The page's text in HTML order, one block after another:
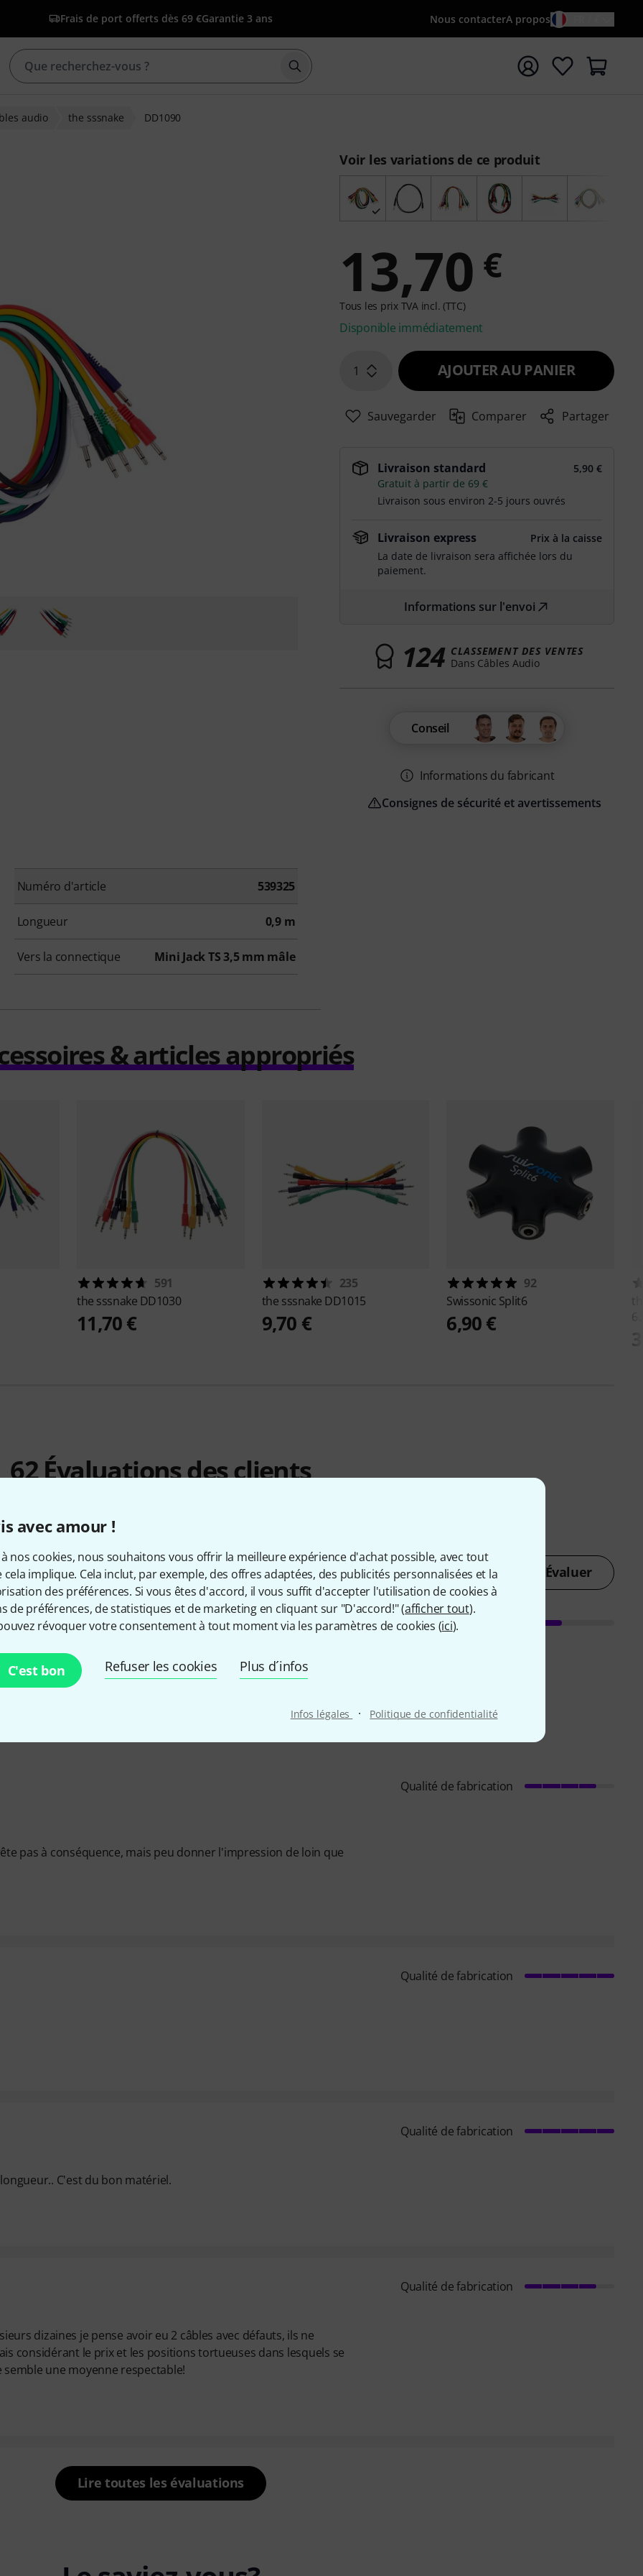
avec amour !
à nos cookies, nous souhaitons vous offrir la meilleure expérience d'achat possible, avec tout
cela implique. Cela inclut, par exemple, des offres adaptées, des publicités personnalisées et la
des préférences. Si vous êtes d'accord, il vous suffit d'accepter l'utilisation de cookies à
de préférences, de statistiques et de marketing en cliquant sur "D'accord!" (afficher tout).
révoquer votre consentement à tout moment via les paramètres de cookies (ici).
C'est bon Refuser les cookies Plus d´infos
Infos légales · Politique de confidentialité
Frais de port offerts dès 69 €Garantie 3 ans Nous contacterA propos
Démarrer la recherche avec le terme de recherche
audio the sssnake DD1090
clients
Numéro d'article 539325
Longueur 0,9 m
Vers la connectique Mini Jack TS 3,5 mm mâle
Voir les variations de ce produit
13,70 €
Tous les prix TVA incl. (TTC)
Disponible immédiatement
1 AJOUTER AU PANIER
Sauvegarder Comparer Partager
Livraison standard
5,90 €
Gratuit à partir de 69 €
Livraison sous environ 2-5 jours ouvrés
Livraison express
Prix à la caisse
La date de livraison sera affichée lors du
paiement.
Informations sur l'envoi
124 CLASSEMENT DES VENTES
Dans Câbles Audio
Conseil
Informations du fabricant
Consignes de sécurité et avertissements
& articles appropriés
591
the sssnake DD1030
11,70 €
235
the sssnake DD1015
9,70 €
92
Swissonic Split6
6,90 €
62Évaluations des clients
4.7/ 5 Évaluer
DE FABRICATION
pas à conséquence, mais peu donner l'impression de loin que
Qualité de fabrication
Qualité de fabrication
C'est du bon matériel.
Qualité de fabrication
dizaines je pense avoir eu 2 câbles avec défauts, ils ne
considérant le prix et les positions tortueuses dans lesquels se
une moyenne respectable!
Qualité de fabrication
Lire toutes les évaluations